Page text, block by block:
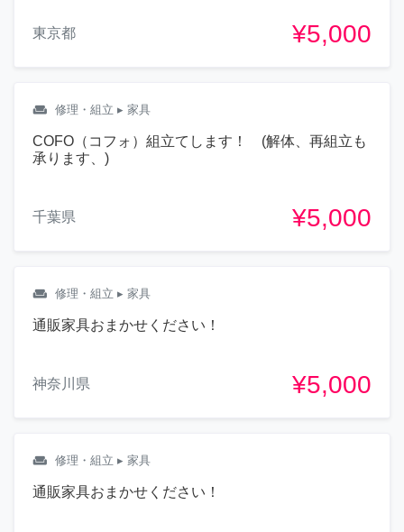
東京都 ¥5,000
weekend 修理・組立 ▸ 家具
COFO（コフォ）組立てします！ (解体、再組立も
承ります、)
千葉県 ¥5,000
weekend 修理・組立 ▸ 家具
通販家具おまかせください！
神奈川県 ¥5,000
weekend 修理・組立 ▸ 家具
通販家具おまかせください！